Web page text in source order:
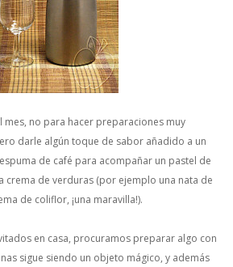
mes, no para hacer preparaciones muy
darle algún toque de sabor añadido a un
de café para acompañar un pastel de
crema de verduras (por ejemplo una nata de
de coliflor, ¡una maravilla!).
en casa, procuramos preparar algo con
sigue siendo un objeto mágico, y además